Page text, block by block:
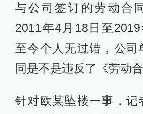
与公司签订的劳动合
2011年4月18日至2019
至今个人无过错，公司
同是不是违反了《劳动
针对欧某坠楼一事，记